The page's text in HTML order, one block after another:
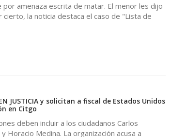
amenaza escrita de matar. El menor les dijo
la noticia destaca el caso de "Lista de
JUSTICIA y solicitan a fiscal de Estados Unidos
en Citgo
deben incluir a los ciudadanos Carlos
Horacio Medina. La organización acusa a